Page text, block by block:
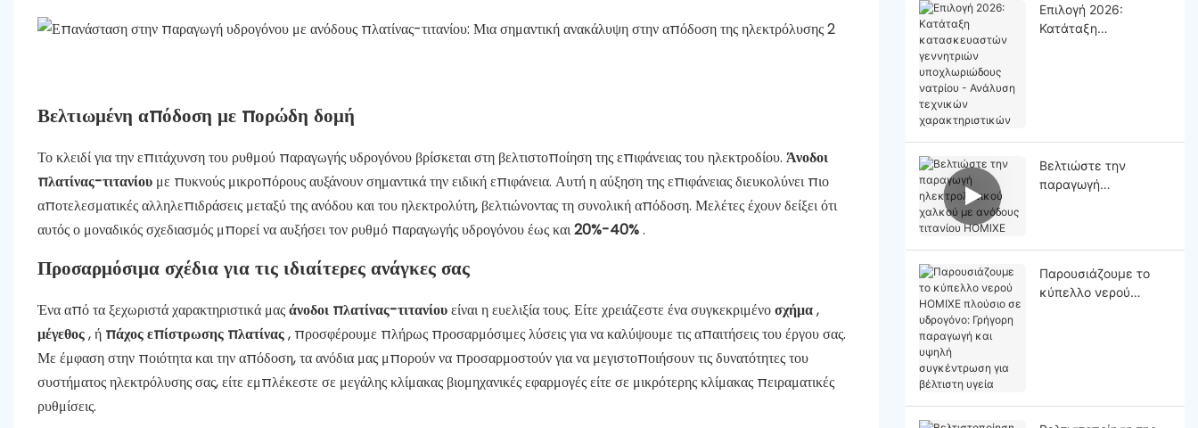
Βελτιωμένη απόδοση με πορώδη δομή
Το κλειδί για την επιτάχυνση του ρυθμού παραγωγής υδρογόνου βρίσκεται στη βελτιστοποίηση της επιφάνειας του ηλεκτροδίου. Άνοδοι
πλατίνας-τιτανίου με πυκνούς μικροπόρους αυξάνουν σημαντικά την ειδική επιφάνεια. Αυτή η αύξηση της επιφάνειας διευκολύνει πιο
αποτελεσματικές αλληλεπιδράσεις μεταξύ της ανόδου και του ηλεκτρολύτη, βελτιώνοντας τη συνολική απόδοση. Μελέτες έχουν δείξει ότι
αυτός ο μοναδικός σχεδιασμός μπορεί να αυξήσει τον ρυθμό παραγωγής υδρογόνου έως και20%-40%.
Προσαρμόσιμα σχέδια για τις ιδιαίτερες ανάγκες σας
Ένα από τα ξεχωριστά χαρακτηριστικά μαςάνοδοι πλατίνας-τιτανίουείναι η ευελιξία τους. Είτε χρειάζεστε ένα συγκεκριμένοσχήμα,
μέγεθος, ή πάχος επίστρωσης πλατίνας, προσφέρουμε πλήρως προσαρμόσιμες λύσεις για να καλύψουμε τις απαιτήσεις του έργου σας.
Με έμφαση στην ποιότητα και την απόδοση, τα ανόδια μας μπορούν να προσαρμοστούν για να μεγιστοποιήσουν τις δυνατότητες του
συστήματος ηλεκτρόλυσης σας, είτε εμπλέκεστε σε μεγάλης κλίμακας βιομηχανικές εφαρμογές είτε σε μικρότερης κλίμακας πειραματικές
ρυθμίσεις.
Επιλογή 2026:
Κατάταξη
χαρακτηριστικών
Βελτιώστε την
παραγωγή
Παρουσιάζουμε το
κύπελλο νερού